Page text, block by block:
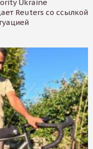
Ukraine
Reuters со ссылкой